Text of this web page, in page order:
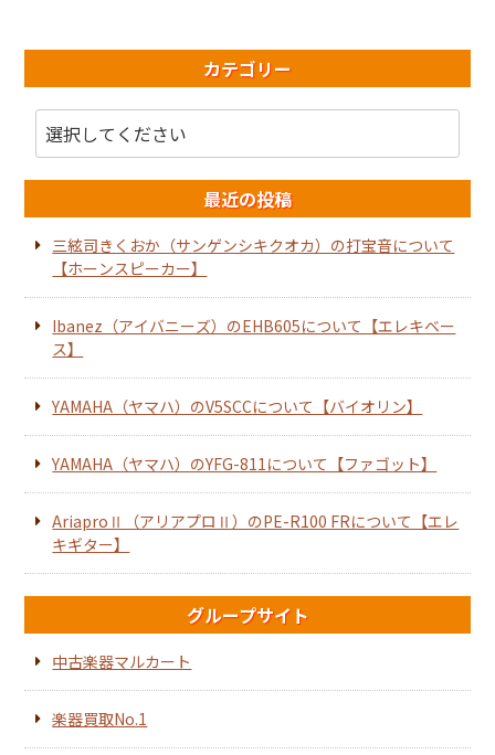
カテゴリー
最近の投稿
三絃司きくおか（サンゲンシキクオカ）の打宝音について
【ホーンスピーカー】
Ibanez（アイバニーズ）のEHB605について【エレキベー
ス】
YAMAHA（ヤマハ）のV5SCCについて【バイオリン】
YAMAHA（ヤマハ）のYFG-811について【ファゴット】
AriaproⅡ（アリアプロⅡ）のPE-R100 FRについて【エレ
キギター】
グループサイト
中古楽器マルカート
楽器買取No.1